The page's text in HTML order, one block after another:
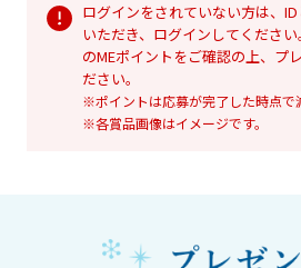
ログインをされていない方は、
いただき、ログインしてくださ
のMEポイントをご確認の上、プ
ださい。
※ポイントは応募が完了した時点で
※各賞品画像はイメージです。